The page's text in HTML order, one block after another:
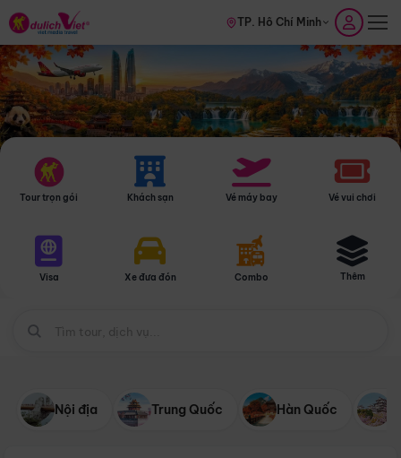
TP. Hồ Chí Minh
Tour trọn gói Khách sạn Vé máy bay Vé vui chơi
Visa Xe đưa đón Combo Thêm
Nội địa Trung Quốc Hàn Quốc